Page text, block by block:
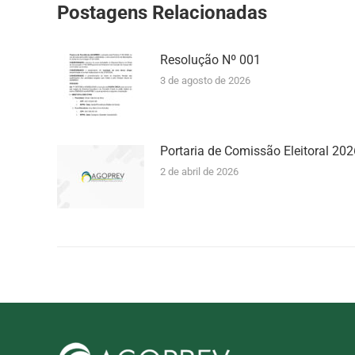
Postagens Relacionadas
Resolução Nº 001
3 de agosto de 2026
Portaria de Comissão Eleitoral
2 de abril de 2026